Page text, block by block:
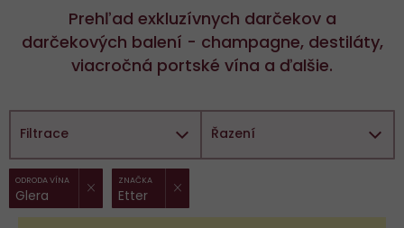
Prehľad exkluzívnych darčekov a
darčekových balení - champagne, destiláty,
viacročná portské vína a ďalšie.
Filtrace
Vybrané
filtry:
ODRODA VÍNA
Glera
ZNAČKA
Etter
Řazení